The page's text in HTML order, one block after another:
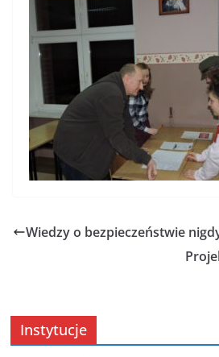
Wiedzy o bezpieczeństwie
Instytucje